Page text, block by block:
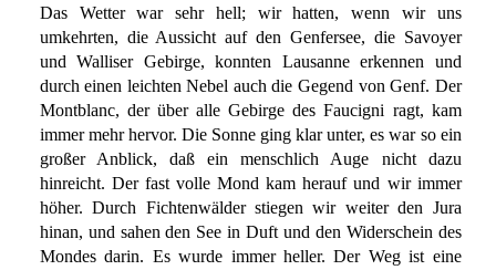
Das Wetter war sehr hell; wir hatten, wenn wir uns
umkehrten, die Aussicht auf den Genfersee, die Savoyer
und Walliser Gebirge, konnten Lausanne erkennen und
durch einen leichten Nebel auch die Gegend von Genf. Der
Montblanc, der über alle Gebirge des Faucigni ragt, kam
immer mehr hervor. Die Sonne ging klar unter, es war so ein
großer Anblick, daß ein menschlich Auge nicht dazu
hinreicht. Der fast volle Mond kam herauf und wir immer
höher. Durch Fichtenwälder stiegen wir weiter den Jura
hinan, und sahen den See in Duft und den Widerschein des
Mondes darin. Es wurde immer heller. Der Weg ist eine